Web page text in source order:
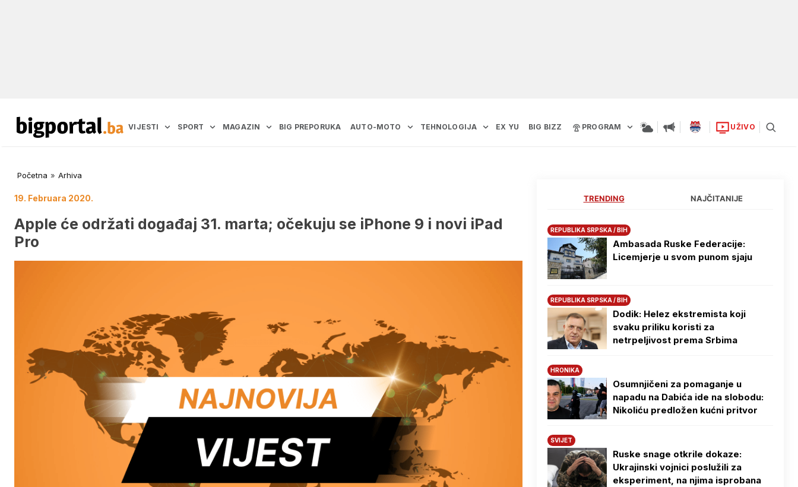
VIJESTI SPORT MAGAZIN BIG PREPORUKA AUTO-MOTO TEHNOLOGIJA EX YU BIG BIZZ PROGRAM UŽIVO
Početna » Arhiva
19. Februara 2020.
Apple će održati događaj 31. marta; očekuju se iPhone 9 i novi iPad
Pro
TRENDING NAJČITANIJE
REPUBLIKA SRPSKA / BIH
Ambasada Ruske Federacije:
Licemjerje u svom punom sjaju
REPUBLIKA SRPSKA / BIH
Dodik: Helez ekstremista koji
svaku priliku koristi za
netrpeljivost prema Srbima
HRONIKA
Osumnjičeni za pomaganje u
napadu na Dabića ide na slobodu:
Nikoliću predložen kućni pritvor
SVIJET
Ruske snage otkrile dokaze:
Ukrajinski vojnici poslužili za
eksperiment, na njima isprobana